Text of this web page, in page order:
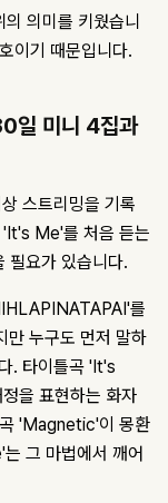
의미를 키웠습니
이기 때문입니다.
일 미니 4집과
스트리밍을 기록
'It's Me'를 처음 듣는
필요가 있습니다.
를
만 누구도 먼저 말하
. 타이틀곡 'It's
을 표현하는 화자
'Magnetic'이 몽환
그 마법에서 깨어